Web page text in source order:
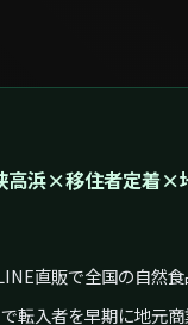
浜×移住者定着×
直販で全国の自然食
転入者を早期に地元
ファン化し高浜産品